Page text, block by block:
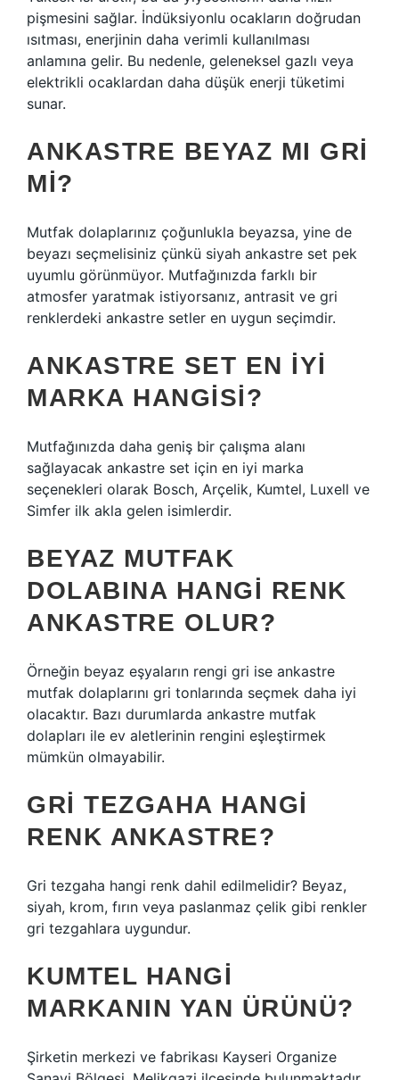
pişmesini sağlar. İndüksiyonlu ocakların doğrudan
ısıtması, enerjinin daha verimli kullanılması
anlamına gelir. Bu nedenle, geleneksel gazlı veya
elektrikli ocaklardan daha düşük enerji tüketimi
sunar.
ANKASTRE BEYAZ MI GRI
MI?
Mutfak dolaplarınız çoğunlukla beyazsa, yine de
beyazı seçmelisiniz çünkü siyah ankastre set pek
uyumlu görünmüyor. Mutfağınızda farklı bir
atmosfer yaratmak istiyorsanız, antrasit ve gri
renklerdeki ankastre setler en uygun seçimdir.
ANKASTRE SET EN IYI
MARKA HANGISI?
Mutfağınızda daha geniş bir çalışma alanı
sağlayacak ankastre set için en iyi marka
seçenekleri olarak Bosch, Arçelik, Kumtel, Luxell ve
Simfer ilk akla gelen isimlerdir.
BEYAZ MUTFAK
DOLABINA HANGI RENK
ANKASTRE OLUR?
Örneğin beyaz eşyaların rengi gri ise ankastre
mutfak dolaplarını gri tonlarında seçmek daha iyi
olacaktır. Bazı durumlarda ankastre mutfak
dolapları ile ev aletlerinin rengini eşleştirmek
mümkün olmayabilir.
GRI TEZGAHA HANGI
RENK ANKASTRE?
Gri tezgaha hangi renk dahil edilmelidir? Beyaz,
siyah, krom, fırın veya paslanmaz çelik gibi renkler
gri tezgahlara uygundur.
KUMTEL HANGI
MARKANIN YAN ÜRÜNÜ?
Şirketin merkezi ve fabrikası Kayseri Organize